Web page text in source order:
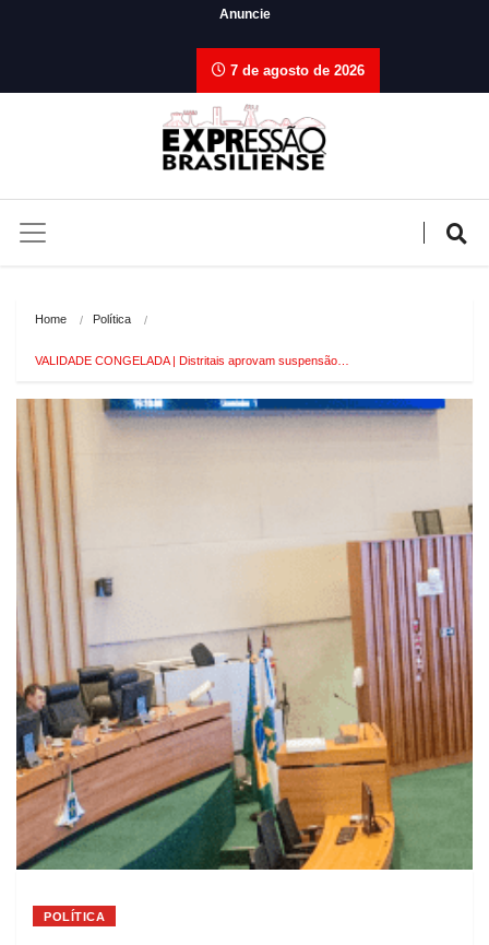
Anuncie
7 de agosto de 2026
Home Política
VALIDADE CONGELADA | Distritais aprovam suspensão…
POLÍTICA